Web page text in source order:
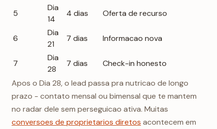
5
Dia
14
4 dias Oferta de recurso
6
Dia
21
7 dias Informacao nova
7
Dia
28
7 dias
Check-in honesto
Apos o Dia 28, o lead passa pra nutricao de longo
prazo - contato mensal ou bimensal que te mantem
no radar dele sem perseguicao ativa. Muitas
conversoes de proprietarios diretos acontecem em